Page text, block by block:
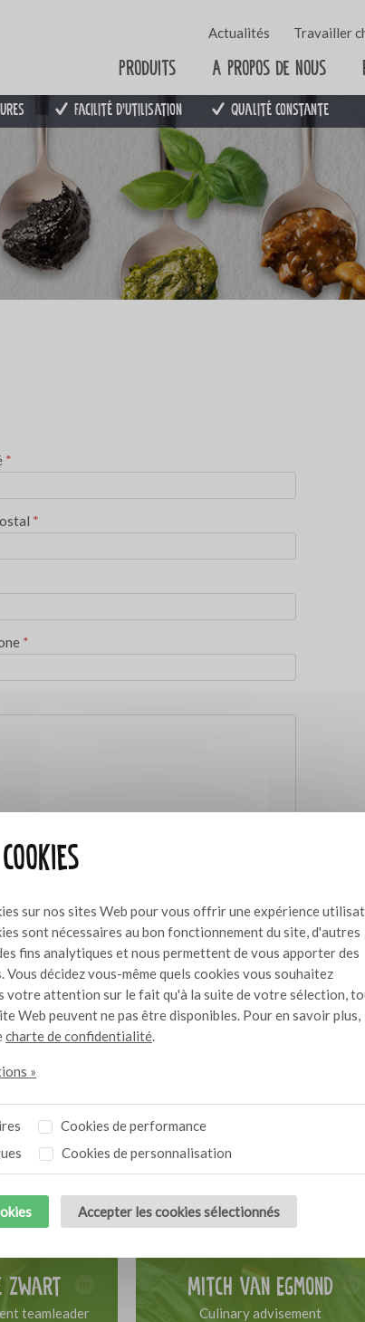
sur nos sites Web pour vous offrir une expérience
sont nécessaires au bon fonctionnement du site, d'autres
fins analytiques et nous permettent de vous apporter des
Vous décidez vous-même quels cookies vous souhaitez
votre attention sur le fait qu'à la suite de votre sélection,
Web peuvent ne pas être disponibles. Pour en savoir plus,
charte de confidentialité.
»
Cookies de performance
Cookies de personnalisation
Accepter les cookies sélectionnés
Actualités Travailler
Produits A propos de nous
Facilité d'utilisation Qualité constante
*
*
*
Zwart
teamleader
Mitch van Egmond
Culinary advisement